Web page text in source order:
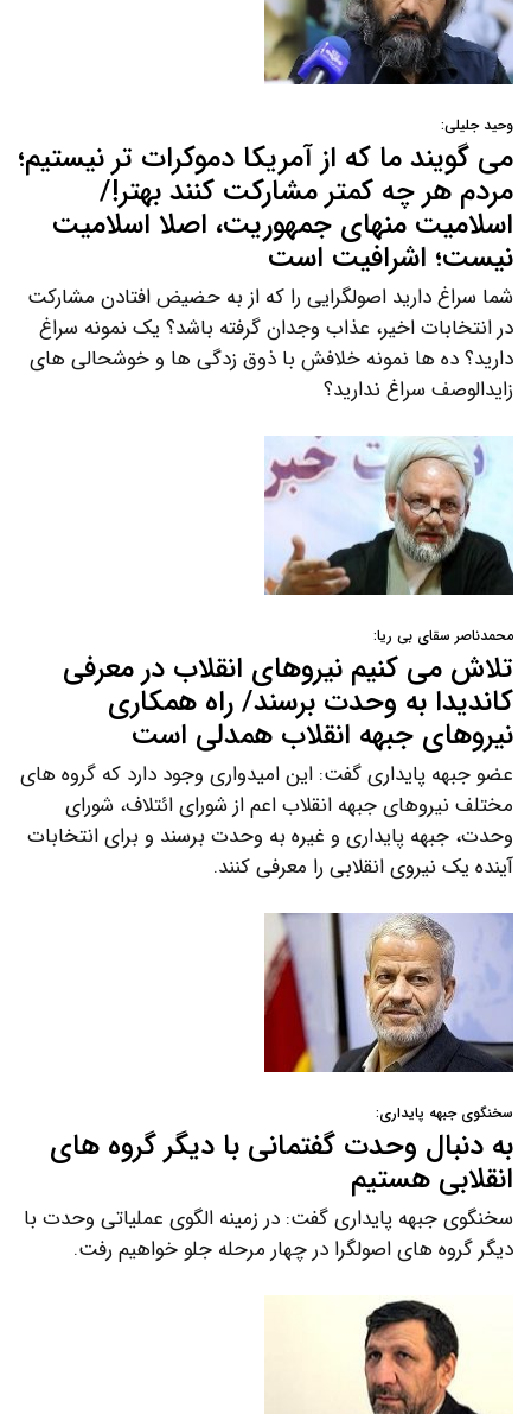
وحید جلیلی:
می گویند ما که از آمریکا دموکرات تر نیستیم؛
مردم هر چه کمتر مشارکت کنند بهتر!/
اسلامیت منهای جمهوریت، اصلا اسلامیت
نیست؛ اشرافیت است
شما سراغ دارید اصولگرایی را که از به حضیض افتادن مشارکت
در انتخابات اخیر، عذاب وجدان گرفته باشد؟ یک نمونه سراغ
دارید؟ ده ها نمونه خلافش با ذوق زدگی ها و خوشحالی های
زایدالوصف سراغ ندارید؟
محمدناصر سقای بی ریا:
تلاش می کنیم نیروهای انقلاب در معرفی
کاندیدا به وحدت برسند/ راه همکاری
نیروهای جبهه انقلاب همدلی است
عضو جبهه پایداری گفت: این امیدواری وجود دارد که گروه های
مختلف نیروهای جبهه انقلاب اعم از شورای ائتلاف، شورای
وحدت، جبهه پایداری و غیره به وحدت برسند و برای انتخابات
آینده یک نیروی انقلابی را معرفی کنند.
سخنگوی جبهه پایداری:
به دنبال وحدت گفتمانی با دیگر گروه های
انقلابی هستیم
سخنگوی جبهه پایداری گفت: در زمینه الگوی عملیاتی وحدت با
دیگر گروه های اصولگرا در چهار مرحله جلو خواهیم رفت.